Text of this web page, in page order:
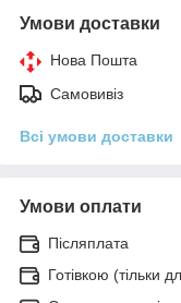
Умови доставки
Нова Пошта
Самовивіз
Всі умови доставки
Умови оплати
Післяплата
Готівкою (тільки